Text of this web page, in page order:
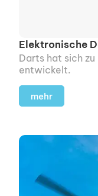
Elektronische
Darts hat sich
entwickelt.
mehr